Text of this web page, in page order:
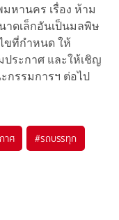
หานคร เรื่อง ห้าม
าดเล็กอันเป็นมลพิษ
ขที่กำหนด ให้
ประกาศ และให้เชิญ
กรรมการฯ ต่อไป
าศ #รถบรรทุก